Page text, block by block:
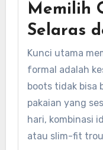
Memilih
Selaras
Kunci utama
formal adalah
boots tidak bisa
pakaian yang
hari, kombinasi
atau slim-fit